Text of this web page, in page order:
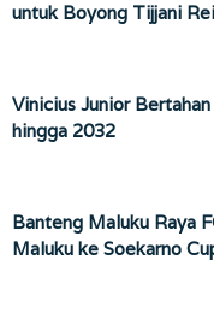
untuk Boyong Tijjani
Vinicius Junior
hingga 2032
Banteng Maluku Raya
Maluku ke Soekarno